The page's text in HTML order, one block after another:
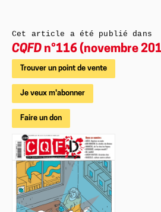
Cet article a été publié dans
CQFD n°116 (novembre
Trouver un point de vente
Je veux m'abonner
Faire un don